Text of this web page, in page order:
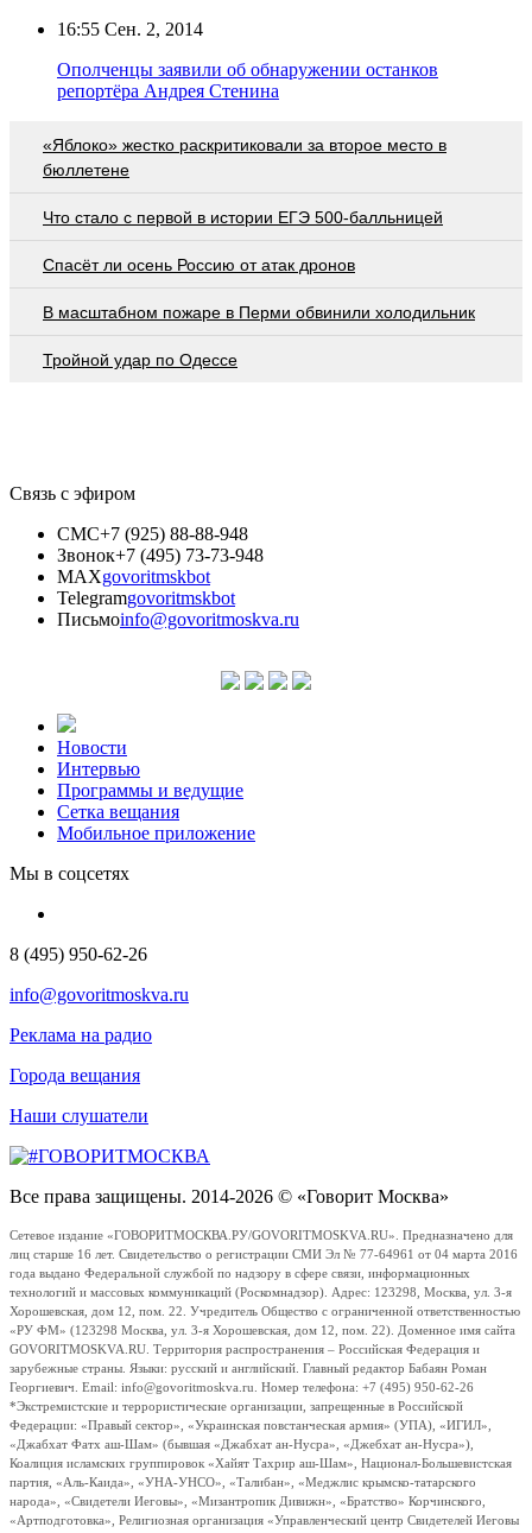
16:55 Сен. 2, 2014
Ополченцы заявили об обнаружении останков
репортёра Андрея Стенина
«Яблоко» жестко раскритиковали за второе место в
бюллетене
Что стало с первой в истории ЕГЭ 500-балльницей
Спасёт ли осень Россию от атак дронов
В масштабном пожаре в Перми обвинили холодильник
Тройной удар по Одессe
Связь с эфиром
СМС+7 (925) 88-88-948
Звонок+7 (495) 73-73-948
MAXgovoritmskbot
Telegramgovoritmskbot
Письмоinfo@govoritmoskva.ru
Новости
Интервью
Программы и ведущие
Сетка вещания
Мобильное приложение
Мы в соцсетях
8 (495) 950-62-26
info@govoritmoskva.ru
Реклама на радио
Города вещания
Наши слушатели
Все права защищены. 2014-2026 © «Говорит Москва»
Сетевое издание «ГОВОРИТМОСКВА.РУ/GOVORITMOSKVA.RU». Предназначено для
лиц старше 16 лет. Свидетельство о регистрации СМИ Эл № 77-64961 от 04 марта 2016
года выдано Федеральной службой по надзору в сфере связи, информационных
технологий и массовых коммуникаций (Роскомнадзор). Адрес: 123298, Москва, ул. 3-я
Хорошевская, дом 12, пом. 22. Учредитель Общество с ограниченной ответственностью
«РУ ФМ» (123298 Москва, ул. 3-я Хорошевская, дом 12, пом. 22). Доменное имя сайта
GOVORITMOSKVA.RU. Территория распространения – Российская Федерация и
зарубежные страны. Языки: русский и английский. Главный редактор Бабаян Роман
Георгиевич. Email: info@govoritmoskva.ru. Номер телефона: +7 (495) 950-62-26
*Экстремистские и террористические организации, запрещенные в Российской
Федерации: «Правый сектор», «Украинская повстанческая армия» (УПА), «ИГИЛ»,
«Джабхат Фатх аш-Шам» (бывшая «Джабхат ан-Нусра», «Джебхат ан-Нусра»),
Коалиция исламских группировок «Хайят Тахрир аш-Шам», Национал-Большевистская
партия, «Аль-Каида», «УНА-УНСО», «Талибан», «Меджлис крымско-татарского
народа», «Свидетели Иеговы», «Мизантропик Дивижн», «Братство» Корчинского,
«Артподготовка», Религиозная организация «Управленческий центр Свидетелей Иеговы